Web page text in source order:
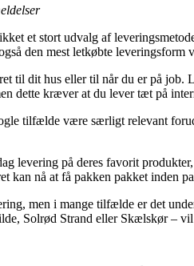
et stort udvalg af
den mest letkøbte
til dit hus eller til når du er på
dette kræver at du lever tæt på
tilfælde være særligt relevant
levering på deres favorit
kan nå at få pakken pakket inden
men i mange tilfælde er det
Solrød Strand eller Skælskør –